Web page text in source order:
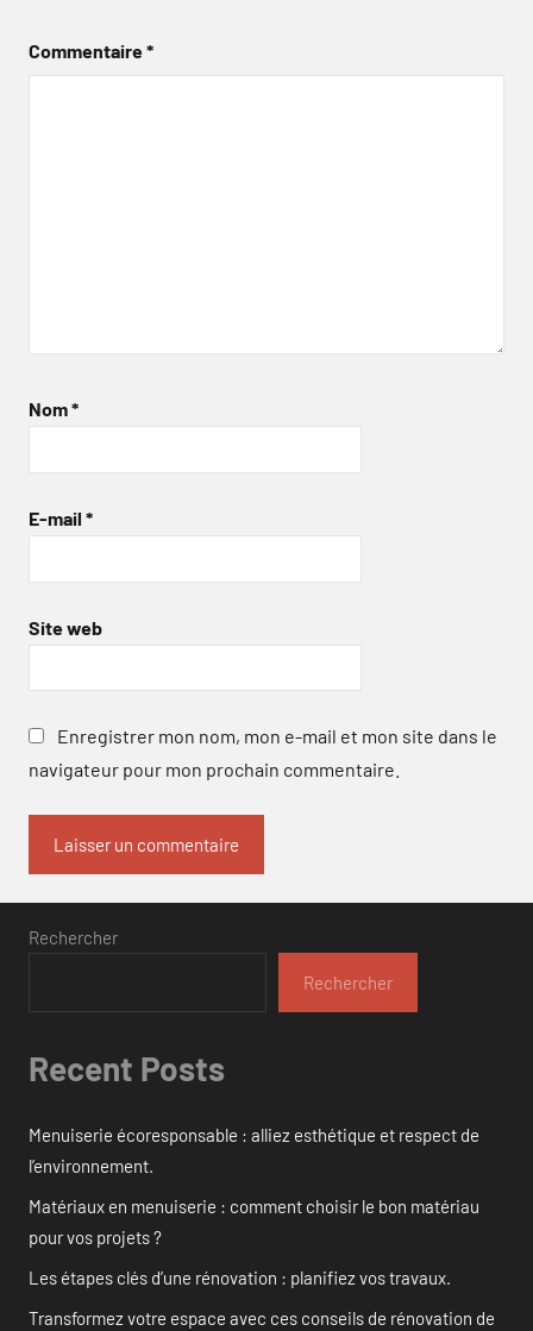
Commentaire*
Nom*
E-mail *
Site web
Enregistrer mon nom, mon e-mail et mon site dans le
navigateur pour mon prochain commentaire.
Rechercher
Rechercher
Recent Posts
Menuiserie écoresponsable : alliez esthétique et respect de
l’environnement.
Matériaux en menuiserie : comment choisir le bon matériau
pour vos projets ?
Les étapes clés d’une rénovation : planifiez vos travaux.
Transformez votre espace avec ces conseils de rénovation de